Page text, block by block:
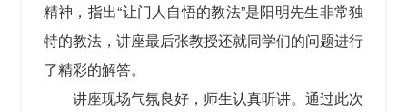
精神，指出“让门人自悟的教法”是阳明先生非常独
特的教法，讲座最后张教授还就同学们的问题进行
了精彩的解答。
讲座现场气氛良好，师生认真听讲。通过此次